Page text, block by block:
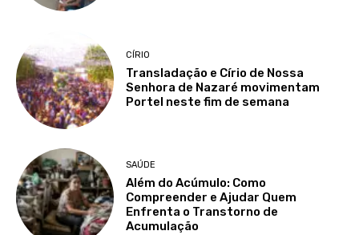
CÍRIO
Transladação e Círio de Nossa
Senhora de Nazaré movimentam
Portel neste fim de semana
SAÚDE
Além do Acúmulo: Como
Compreender e Ajudar Quem
Enfrenta o Transtorno de
Acumulação